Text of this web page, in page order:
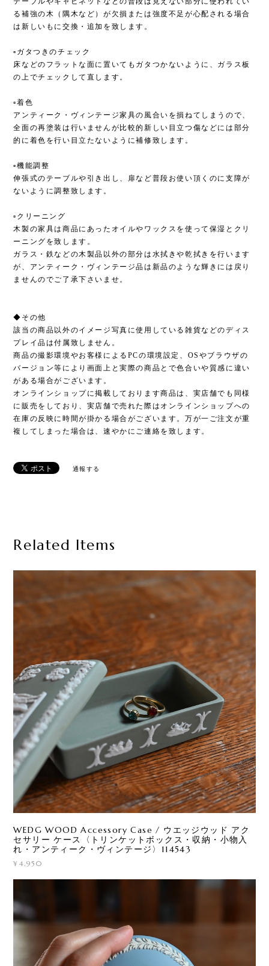
る補強の木（隅木など）が欠損または強度不足が心配される場合
は新しいもに交換・追加を致します。
▫︎ガタつきのチェック
床などのフラットな面に置いてもガタつかないように、ガラス板
の上でチェックして直します。
▫︎着色
アンティーク・ヴィンテージ家具の風合いを損ねてしまうので、
全面の再塗装は行いませんが比較的新しい目立つ傷などには部分
的に着色を行い目立たないように補修致します。
▫︎機能調整
伸張式のテーブルや引き出し、扉など普段お使い頂くのに支障が
ないように調整致します。
▫︎クリーニング
木製の家具は商品にあったオイルやワックスを使って保湿とクリ
ーニングを致します。
ガラス・鉄などの木製品以外の部分は水拭きや乾拭きを行います
が、アンティーク・ヴィンテージ品は新品のような輝きには戻り
ませんのでご了承下さいませ。
◆その他
該当の商品以外のイメージ写真に使用している雑貨などのディス
プレイ品は付属致しません。
商品の撮影環境やお客様によるPCの環境設定、OSやブラウザの
バージョン等により画面上と実際の商品とで色合いや質感に違い
がある場合がございます。
オンラインショップに掲載しております商品は、実店舗でも同様
に販売をしており、実店舗で売れた際はオンラインショップへの
在庫の反映に時間が掛かる場合がございます。万が一ご注文が重
複してしまった場合は、速やかにご連絡を致します。
通報する
Related Items
WEDG WOOD Accessory Case / ウエッジウッド アク
セサリー ケース〈トリンケットボックス・収納・小物入
れ・アンティーク・ヴィンテージ〉114543
¥4,950